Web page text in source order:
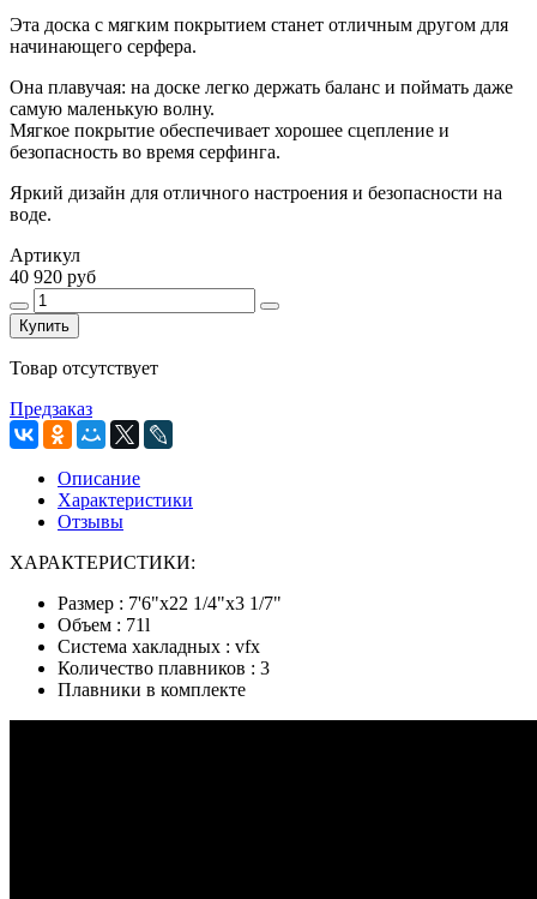
Эта доска с мягким покрытием станет отличным другом для
начинающего серфера.
Она плавучая: на доске легко держать баланс и поймать даже
самую маленькую волну.
Мягкое покрытие обеспечивает хорошее сцепление и
безопасность во время серфинга.
Яркий дизайн для отличного настроения и безопасности на
воде.
Артикул
40 920 руб
Купить
Товар отсутствует
Предзаказ
Описание
Характеристики
Отзывы
ХАРАКТЕРИСТИКИ:
Размер : 7'6"x22 1/4"x3 1/7"
Объем : 71l
Система хакладных : vfx
Количество плавников : 3
Плавники в комплекте